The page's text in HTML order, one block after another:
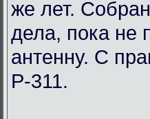
же лет.
дела, пока не
антенну. С
Р-311.